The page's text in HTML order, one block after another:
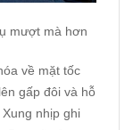
mượt mà hơn
về mặt tốc
gấp đôi và hỗ
nhịp ghi